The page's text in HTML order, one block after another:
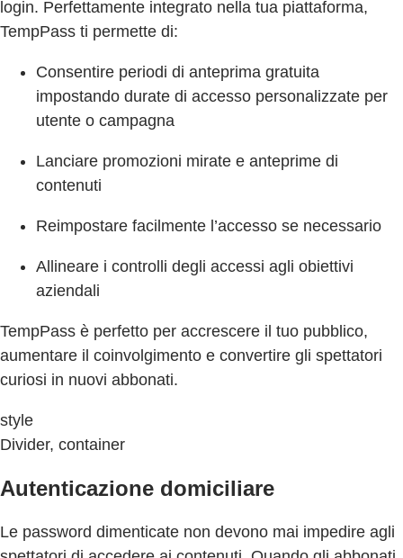
login. Perfettamente integrato nella tua piattaforma,
TempPass ti permette di:
Consentire periodi di anteprima gratuita
impostando durate di accesso personalizzate per
utente o campagna
Lanciare promozioni mirate e anteprime di
contenuti
Reimpostare facilmente l’accesso se necessario
Allineare i controlli degli accessi agli obiettivi
aziendali
TempPass è perfetto per accrescere il tuo pubblico,
aumentare il coinvolgimento e convertire gli spettatori
curiosi in nuovi abbonati.
style
Divider, container
Autenticazione domiciliare
Le password dimenticate non devono mai impedire agli